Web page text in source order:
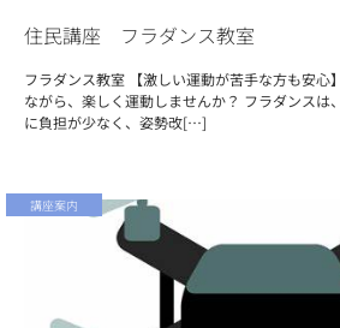
住民講座 フラダンス教室
フラダンス教室 【激しい運動が苦手な方も安心
ながら、楽しく運動しませんか？ フラダンスは
に負担が少なく、姿勢改[…]
講座案内